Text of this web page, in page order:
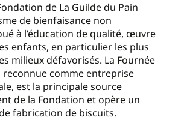
de La Guilde du Pain
de bienfaisance non
à l’éducation de qualité, œuvre
enfants, en particulier les plus
milieux défavorisés. La Fournée
reconnue comme entreprise
est la principale source
de la Fondation et opère un
fabrication de biscuits.